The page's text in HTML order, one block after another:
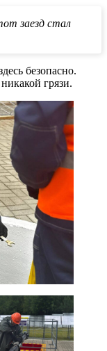
заезд стал
безопасно.
грязи.